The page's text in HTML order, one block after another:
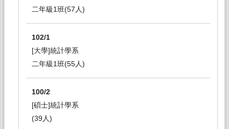
二年級1班(57人)
102/1
[大學]統計學系
二年級1班(55人)
100/2
[碩士]統計學系
(39人)